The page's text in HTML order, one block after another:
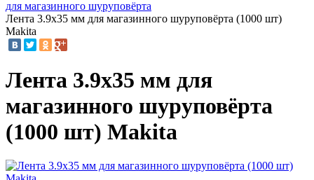
для магазинного шуруповёрта
Лента 3.9x35 мм для магазинного шуруповёрта (1000 шт)
Makita
Лента 3.9x35 мм для
магазинного шуруповёрта
(1000 шт) Makita